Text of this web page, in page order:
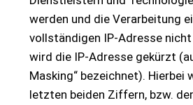
werden und die Verarbeitung
vollständigen IP-Adresse
wird die IP-Adresse gekürzt
Masking“ bezeichnet). Hierbei
letzten beiden Ziffern, bzw.